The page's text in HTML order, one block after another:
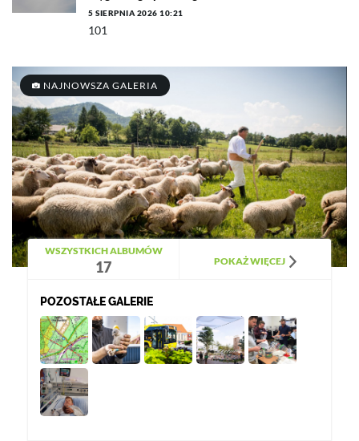
5 SIERPNIA 2026 10:21
101
NAJNOWSZA GALERIA
WSZYSTKICH ALBUMÓW
17 POKAŻ WIĘCEJ
POZOSTAŁE GALERIE